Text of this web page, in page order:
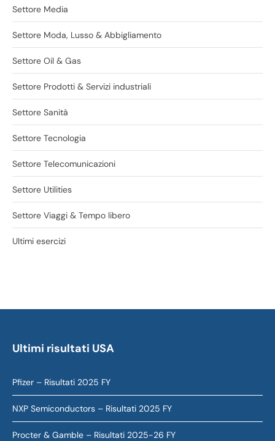
Settore Media
Settore Moda, Lusso & Abbigliamento
Settore Oil & Gas
Settore Prodotti & Servizi industriali
Settore Sanità
Settore Tecnologia
Settore Telecomunicazioni
Settore Utilities
Settore Viaggi & Tempo libero
Ultimi esercizi
Ultimi risultati USA
Pfizer – Risultati 2025 FY
NXP Semiconductors – Risultati 2025 FY
Procter & Gamble – Risultati 2025-26 FY